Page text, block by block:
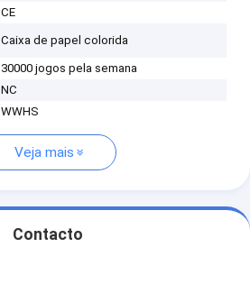
CE
Caixa de papel colorida
30000 jogos pela semana
NC
WWHS
Veja mais
Contacto